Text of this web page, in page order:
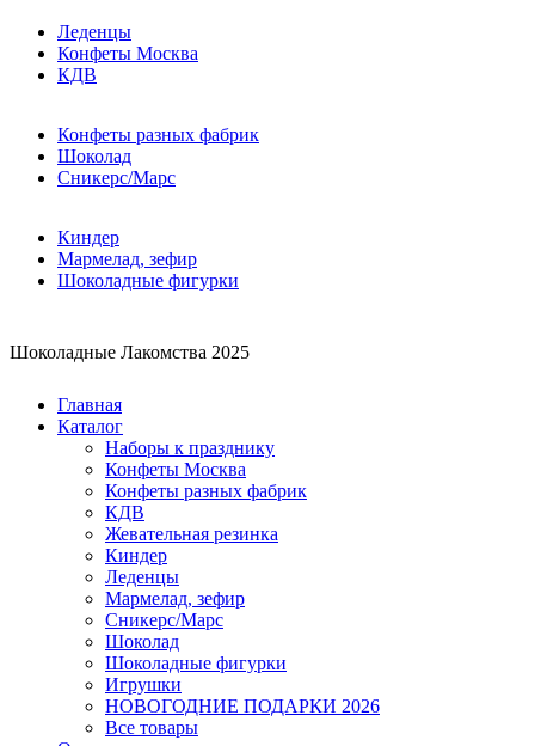
Леденцы
Конфеты Москва
КДВ
Конфеты разных фабрик
Шоколад
Сникерс/Марс
Киндер
Мармелад, зефир
Шоколадные фигурки
Шоколадные Лакомства 2025
Главная
Каталог
Наборы к празднику
Конфеты Москва
Конфеты разных фабрик
КДВ
Жевательная резинка
Киндер
Леденцы
Мармелад, зефир
Сникерс/Марс
Шоколад
Шоколадные фигурки
Игрушки
НОВОГОДНИЕ ПОДАРКИ 2026
Все товары